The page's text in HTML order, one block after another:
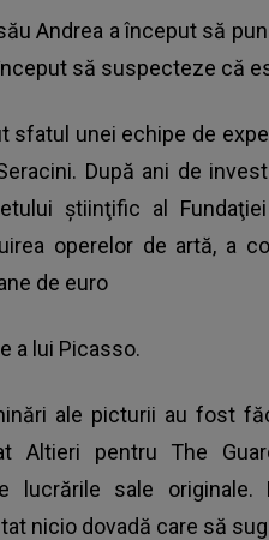
Andrea a început să
să suspecteze că
sfatul unei echipe de
După ani de
ştiinţific al
operelor de artă, a
de euro
a lui Picasso.
ale picturii au fost
Altieri pentru The
lucrările sale
nicio dovadă care să